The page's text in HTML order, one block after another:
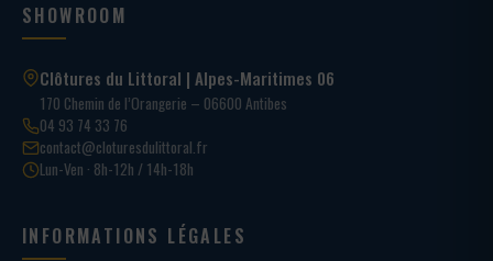
SHOWROOM
Clôtures du Littoral | Alpes-Maritimes 06
170 Chemin de l’Orangerie – 06600 Antibes
04 93 74 33 76
contact@cloturesdulittoral.fr
Lun-Ven · 8h-12h / 14h-18h
INFORMATIONS LÉGALES